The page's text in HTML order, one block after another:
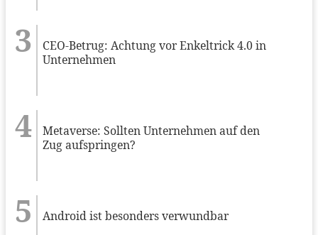
CEO-Betrug: Achtung vor Enkeltrick 4.0 in
Unternehmen
Metaverse: Sollten Unternehmen auf den
Zug aufspringen?
Android ist besonders verwundbar